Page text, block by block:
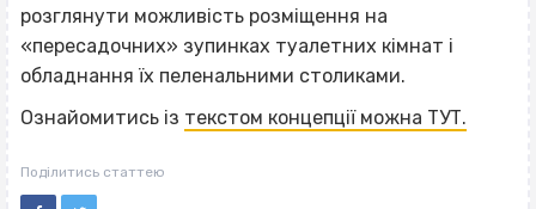
розглянути можливість розміщення на
«пересадочних» зупинках туалетних кімнат і
обладнання їх пеленальними столиками.
Ознайомитись із текстом концепції можна ТУТ.
Поділитись статтею